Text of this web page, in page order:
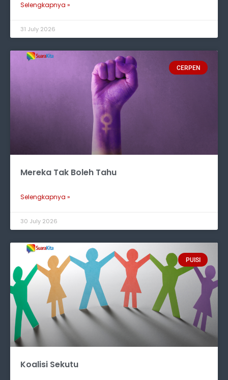
Selengkapnya »
31 July 2026
CERPEN
Mereka Tak Boleh Tahu
Selengkapnya »
30 July 2026
PUISI
Koalisi Sekutu